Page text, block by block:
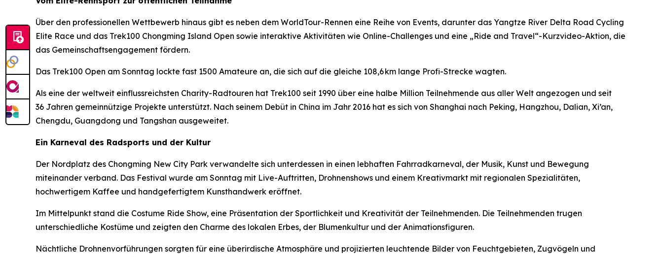
Über den professionellen Wettbewerb hinaus gibt es neben dem WorldTour-Rennen eine Reihe von Events, darunter das Yangtze River Delta Road Cycling
Elite Race und das Trek100 Chongming Island Open sowie interaktive Aktivitäten wie Online-Challenges und eine „Ride and Travel“-Kurzvideo-Aktion, die
das Gemeinschaftsengagement fördern.
Das Trek100 Open am Sonntag lockte fast 1500 Amateure an, die sich auf die gleiche 108,6 km lange Profi-Strecke wagten.
Als eine der weltweit einflussreichsten Charity-Radtouren hat Trek100 seit 1990 über eine halbe Million Teilnehmende aus aller Welt angezogen und seit
36 Jahren gemeinnützige Projekte unterstützt. Nach seinem Debüt in China im Jahr 2016 hat es sich von Shanghai nach Peking, Hangzhou, Dalian, Xi’an,
Chengdu, Guangdong und Tangshan ausgeweitet.
Ein Karneval des Radsports und der Kultur
Der Nordplatz des Chongming New City Park verwandelte sich unterdessen in einen lebhaften Fahrradkarneval, der Musik, Kunst und Bewegung
miteinander verband. Das Festival wurde am Sonntag mit Live-Auftritten, Drohnenshows und einem Kreativmarkt mit regionalen Spezialitäten,
hochwertigem Kaffee und handgefertigtem Kunsthandwerk eröffnet.
Im Mittelpunkt stand die Costume Ride Show, eine Präsentation der Sportlichkeit und Kreativität der Teilnehmenden. Die Teilnehmenden trugen
unterschiedliche Kostüme und zeigten den Charme des lokalen Erbes, der Blumenkultur und der Animationsfiguren.
Nächtliche Drohnenvorführungen sorgten für eine überirdische Atmosphäre und projizierten leuchtende Bilder von Feuchtgebieten, Zugvögeln und